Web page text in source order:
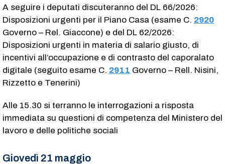
A seguire i deputati discuteranno del DL 66/2026:
Disposizioni urgenti per il Piano Casa (esame C. 2920
Governo – Rel. Giaccone) e del DL 62/2026:
Disposizioni urgenti in materia di salario giusto, di
incentivi all’occupazione e di contrasto del caporalato
digitale (seguito esame C. 2911 ​ Governo – Rell. Nisini,
Rizzetto e Tenerini)
Alle 15.30 si terranno le interrogazioni a risposta
immediata su questioni di competenza del Ministero del
lavoro e delle politiche sociali
Giovedì 21 maggio